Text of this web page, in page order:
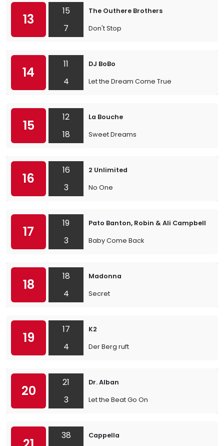
13
15
7
The Outhere Brothers
Don't Stop
14
11
4
DJ BoBo
Let the Dream Come True
15
12
18
La Bouche
Sweet Dreams
16
16
3
2 Unlimited
No One
17
19
3
Pato Banton, Robin & Ali Campbell
Baby Come Back
18
18
4
Madonna
Secret
19
17
4
K2
Der Berg ruft
20
21
3
Dr. Alban
Let the Beat Go On
38 Cappella